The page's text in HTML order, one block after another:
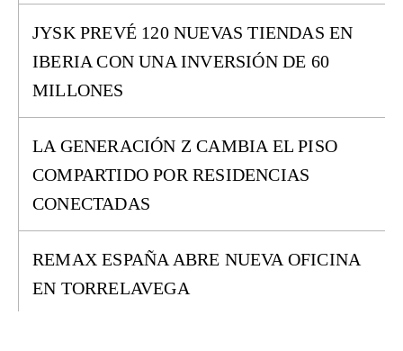
JYSK PREVÉ 120 NUEVAS TIENDAS EN
IBERIA CON UNA INVERSIÓN DE 60
MILLONES
LA GENERACIÓN Z CAMBIA EL PISO
COMPARTIDO POR RESIDENCIAS
CONECTADAS
REMAX ESPAÑA ABRE NUEVA OFICINA
EN TORRELAVEGA